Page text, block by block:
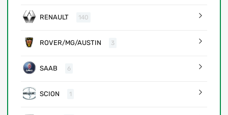
RENAULT 140
ROVER/MG/AUSTIN 3
SAAB 6
SCION 1